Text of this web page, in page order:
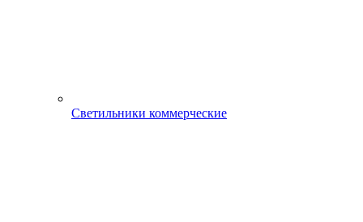
Светильники коммерческие